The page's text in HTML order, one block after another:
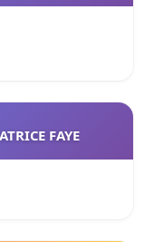
FAYE